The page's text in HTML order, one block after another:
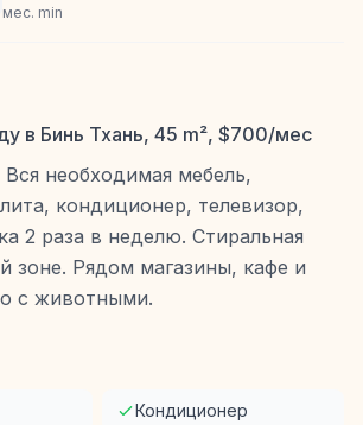
мес. min
в Бинь Тхань, 45 m², $700/мес
необходимая мебель,
кондиционер, телевизор,
2 раза в неделю. Стиральная
зоне. Рядом магазины, кафе и
с животными.
Кондиционер